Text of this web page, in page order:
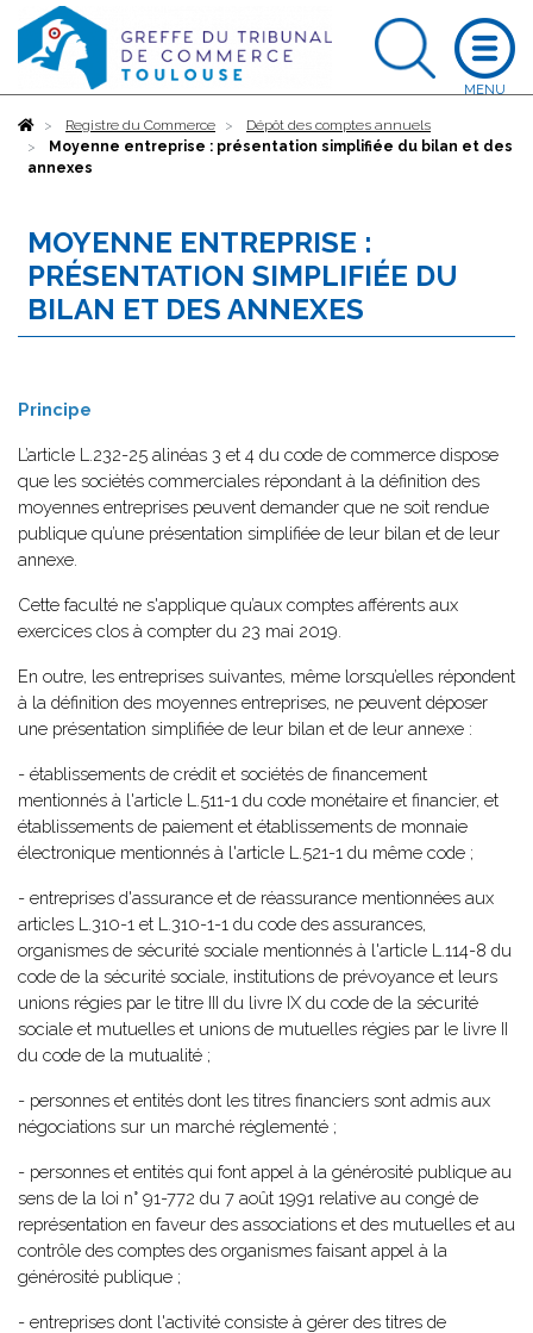
AccueilRegistre du Commerce
Dépôt des comptes annuels
Moyenne entreprise : présentation simplifiée du bilan et des
annexes
MOYENNE ENTREPRISE :
PRÉSENTATION SIMPLIFIÉE DU
BILAN ET DES ANNEXES
Principe
L’article L.232-25 alinéas 3 et 4 du code de commerce dispose
que les sociétés commerciales répondant à la définition des
moyennes entreprises peuvent demander que ne soit rendue
publique qu’une présentation simplifiée de leur bilan et de leur
annexe.
Cette faculté ne s'applique qu’aux comptes afférents aux
exercices clos à compter du 23 mai 2019.
En outre, les entreprises suivantes, même lorsqu’elles répondent
à la définition des moyennes entreprises, ne peuvent déposer
une présentation simplifiée de leur bilan et de leur annexe :
- établissements de crédit et sociétés de financement
mentionnés à l'article L.511-1 du code monétaire et financier, et
établissements de paiement et établissements de monnaie
électronique mentionnés à l'article L.521-1 du même code ;
- entreprises d'assurance et de réassurance mentionnées aux
articles L.310-1 et L.310-1-1 du code des assurances,
organismes de sécurité sociale mentionnés à l'article L.114-8 du
code de la sécurité sociale, institutions de prévoyance et leurs
unions régies par le titre III du livre IX du code de la sécurité
sociale et mutuelles et unions de mutuelles régies par le livre II
du code de la mutualité ;
- personnes et entités dont les titres financiers sont admis aux
négociations sur un marché réglementé ;
- personnes et entités qui font appel à la générosité publique au
sens de la loi n° 91-772 du 7 août 1991 relative au congé de
représentation en faveur des associations et des mutuelles et au
contrôle des comptes des organismes faisant appel à la
générosité publique ;
- entreprises dont l'activité consiste à gérer des titres de